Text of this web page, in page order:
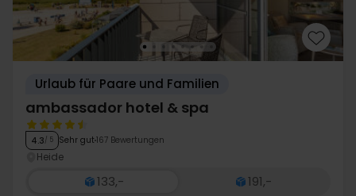
Urlaub für Paare und Familien
ambassador hotel & spa
4.3/ 5 Sehr gut 167 Bewertungen
Heide
133,-
191,-